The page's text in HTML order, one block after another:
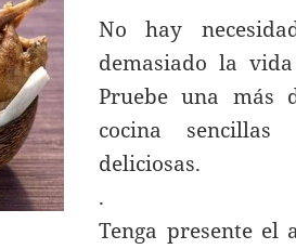
No hay
demasiado la
Pruebe una más
cocina
deliciosas.
.
Tenga presente el